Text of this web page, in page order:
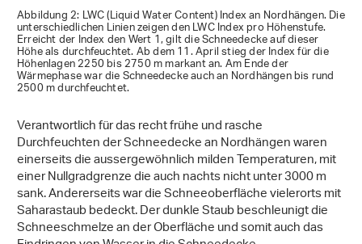
Abbildung 2: LWC (Liquid Water Content) Index an Nordhängen. Die
unterschiedlichen Linien zeigen den LWC Index pro Höhenstufe.
Erreicht der Index den Wert 1, gilt die Schneedecke auf dieser
Höhe als durchfeuchtet. Ab dem 11. April stieg der Index für die
Höhenlagen 2250 bis 2750 m markant an. Am Ende der
Wärmephase war die Schneedecke auch an Nordhängen bis rund
2500 m durchfeuchtet.
Verantwortlich für das recht frühe und rasche
Durchfeuchten der Schneedecke an Nordhängen waren
einerseits die aussergewöhnlich milden Temperaturen, mit
einer Nullgradgrenze die auch nachts nicht unter 3000 m
sank. Andererseits war die Schneeoberfläche vielerorts mit
Saharastaub bedeckt. Der dunkle Staub beschleunigt die
Schneeschmelze an der Oberfläche und somit auch das